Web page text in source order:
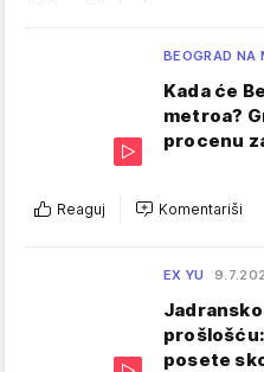
BEOGRAD NA
Kada će
metroa?
procenu
Reaguj Komentariši
EX YU
posete